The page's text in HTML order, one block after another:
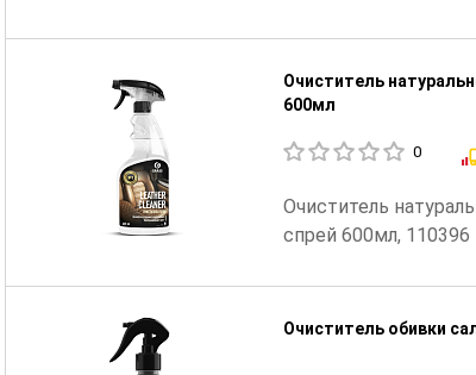
Очиститель
600мл
0
Очиститель
спрей 600мл, 110396
Очиститель обивки